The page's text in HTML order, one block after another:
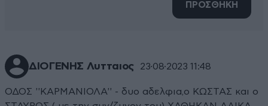
ΠΡΟΣΘΗΚΗ
ΔΙΟΓΕΝΗΣ Λυτταιος 23·08·2023 11:48
ΟΔΟΣ ''ΚΑΡΜΑΝΙΟΛΑ'' - δυο αδελφια,ο ΚΩΣΤΑΣ και ο